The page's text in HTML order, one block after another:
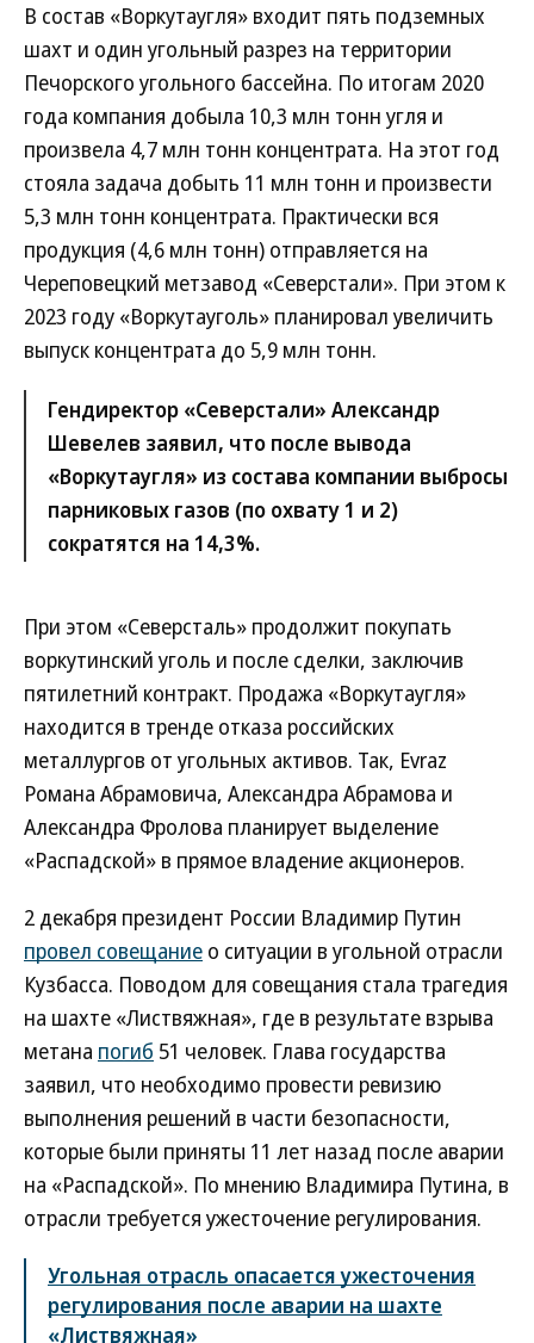
В состав «Воркутаугля» входит пять подземных
шахт и один угольный разрез на территории
Печорского угольного бассейна. По итогам 2020
года компания добыла 10,3 млн тонн угля и
произвела 4,7 млн тонн концентрата. На этот год
стояла задача добыть 11 млн тонн и произвести
5,3 млн тонн концентрата. Практически вся
продукция (4,6 млн тонн) отправляется на
Череповецкий метзавод «Северстали». При этом к
2023 году «Воркутауголь» планировал увеличить
выпуск концентрата до 5,9 млн тонн.
Гендиректор «Северстали» Александр
Шевелев заявил, что после вывода
«Воркутаугля» из состава компании выбросы
парниковых газов (по охвату 1 и 2)
сократятся на 14,3%.
При этом «Северсталь» продолжит покупать
воркутинский уголь и после сделки, заключив
пятилетний контракт. Продажа «Воркутаугля»
находится в тренде отказа российских
металлургов от угольных активов. Так, Evraz
Романа Абрамовича, Александра Абрамова и
Александра Фролова планирует выделение
«Распадской» в прямое владение акционеров.
2 декабря президент России Владимир Путин
провел совещание о ситуации в угольной отрасли
Кузбасса. Поводом для совещания стала трагедия
на шахте «Листвяжная», где в результате взрыва
метана погиб 51 человек. Глава государства
заявил, что необходимо провести ревизию
выполнения решений в части безопасности,
которые были приняты 11 лет назад после аварии
на «Распадской». По мнению Владимира Путина, в
отрасли требуется ужесточение регулирования.
Угольная отрасль опасается ужесточения
регулирования после аварии на шахте
«Листвяжная»